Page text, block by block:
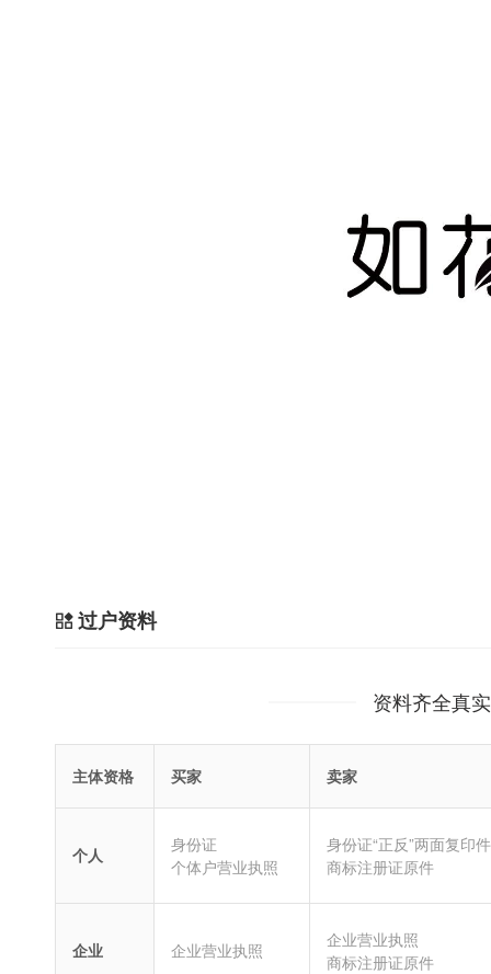
过户资料
资料齐全真
主体资格 买家 卖家
个人
身份证
个体户营业执照
身份证“正反”两面复印件
商标注册证原件
企业 企业营业执照
企业营业执照
商标注册证原件